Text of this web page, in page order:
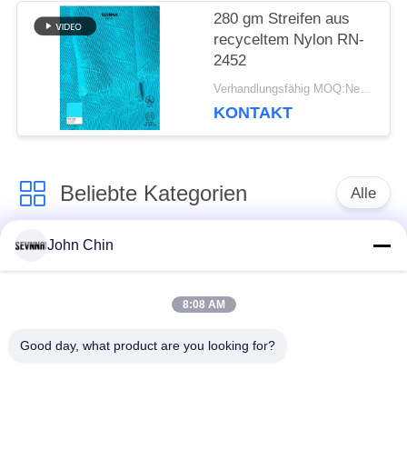
280 gm Streifen aus
recyceltem Nylon RN-
2452
Verhandlungsfähig MOQ:Negotiable
KONTAKT
Beliebte Kategorien Alle
Aufbereitetes
Nylongewebe
recyceltes Polyester-
Aufbereitetes Lycra-
John Chin
8:08 AM
Good day, what product are you looking for?